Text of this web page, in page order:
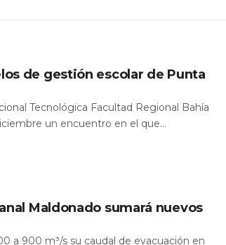
de gestión escolar de Punta
Tecnológica Facultad Regional Bahía
un encuentro en el que...
Maldonado sumará nuevos
a 900 m³/s su caudal de evacuación en